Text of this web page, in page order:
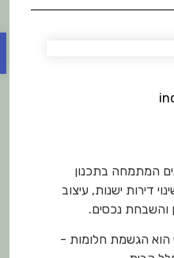
המתמחה בתכנון
דירות ישנות, עיצוב
נכסים.
הגשמת חלומות -